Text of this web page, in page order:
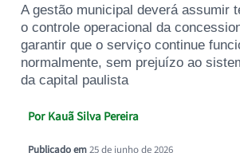
A gestão municipal deverá assumir
o controle operacional da
garantir que o serviço continue
normalmente, sem prejuízo ao
da capital paulista
Por Kauã Silva Pereira
Publicado em25 de junho de 2026